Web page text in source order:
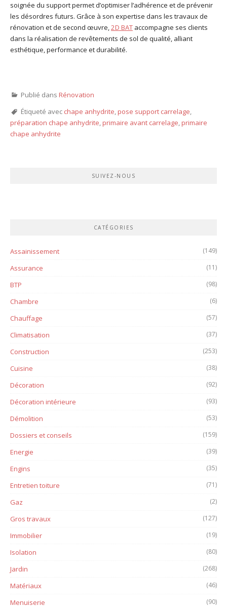
soignée du support permet d’optimiser l’adhérence et de prévenir
les désordres futurs. Grâce à son expertise dans les travaux de
rénovation et de second œuvre,2D BAT accompagne ses clients
dans la réalisation de revêtements de sol de qualité, alliant
esthétique, performance et durabilité.
Publié dans Rénovation
Étiqueté avec chape anhydrite,pose support carrelage,
préparation chape anhydrite,primaire avant carrelage,primaire
chape anhydrite
SUIVEZ-NOUS
CATÉGORIES
Assainissement (149)
Assurance (11)
BTP (98)
Chambre (6)
Chauffage (57)
Climatisation (37)
Construction (253)
Cuisine (38)
Décoration (92)
Décoration intérieure (93)
Démolition (53)
Dossiers et conseils (159)
Energie (39)
Engins (35)
Entretien toiture (71)
Gaz (2)
Gros travaux (127)
Immobilier (19)
Isolation (80)
Jardin (268)
Matériaux (46)
Menuiserie (90)